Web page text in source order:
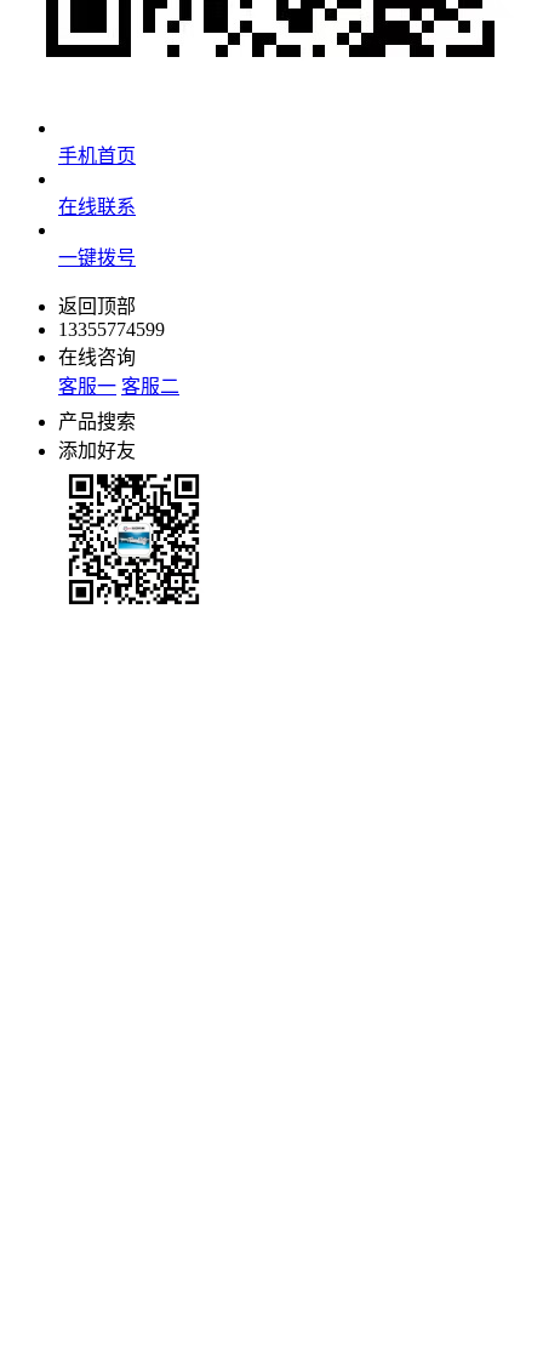
手机首页
在线联系
一键拨号
返回顶部
13355774599
在线咨询
客服一 客服二
产品搜索
添加好友